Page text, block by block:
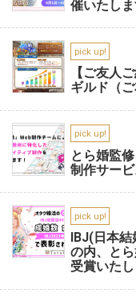
催いたしま
pick up!
【ご友人
ギルド（
pick up!
とら婚監
制作サービ
pick up!
IBJ(日本
の内、と
受賞いた